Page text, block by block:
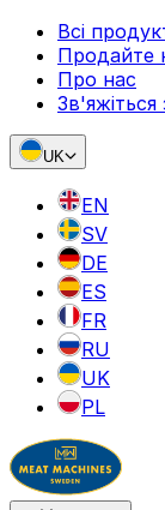
Всі
Продайте
Про нас
UK
EN
SV
DE
ES
FR
RU
UK
PL